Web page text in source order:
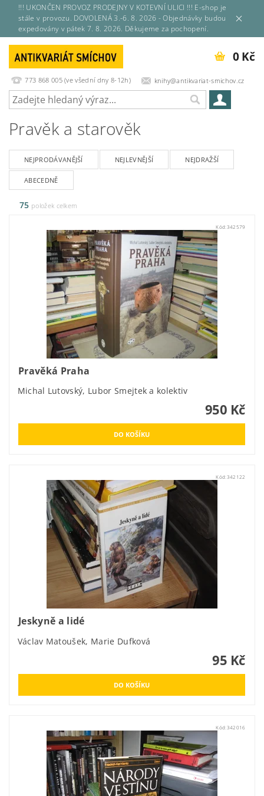
!!! UKONČEN PROVOZ PRODEJNY V KOTEVNÍ ULICI !!! E-shop je
stále v provozu. DOVOLENÁ 3.-6. 8. 2026 - Objednávky budou
expedovány v pátek 7. 8. 2026. Děkujeme za pochopení.
773 868 005 (ve všední dny 8-12h) knihy@antikvariat-smichov.cz
0 Kč
Pravěk a starověk
NEJPRODÁVANĚJŠÍ NEJLEVNĚJŠÍ NEJDRAŽŠÍ
ABECEDNĚ
75 položek celkem
Kód: 342579
Pravěká Praha
Michal Lutovský, Lubor Smejtek a kolektiv
950 Kč
Kód:342122
Jeskyně a lidé
Václav Matoušek, Marie Dufková
95 Kč
Kód: 342016